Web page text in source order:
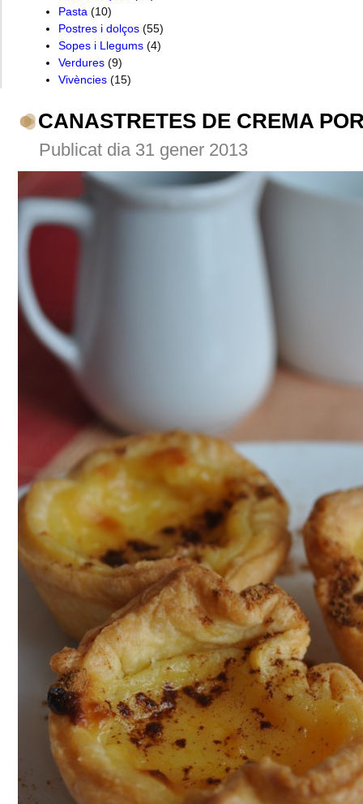
Pasta (10)
Postres i dolços (55)
Sopes i Llegums (4)
Verdures (9)
Vivències (15)
CANASTRETES DE CREMA
Publicat dia 31 gener 2013